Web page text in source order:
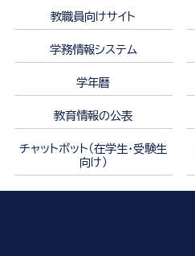
教職員向けサイト
学務情報システム
学年暦
教育情報の公表
チャットボット（在学生・受験生
向け）